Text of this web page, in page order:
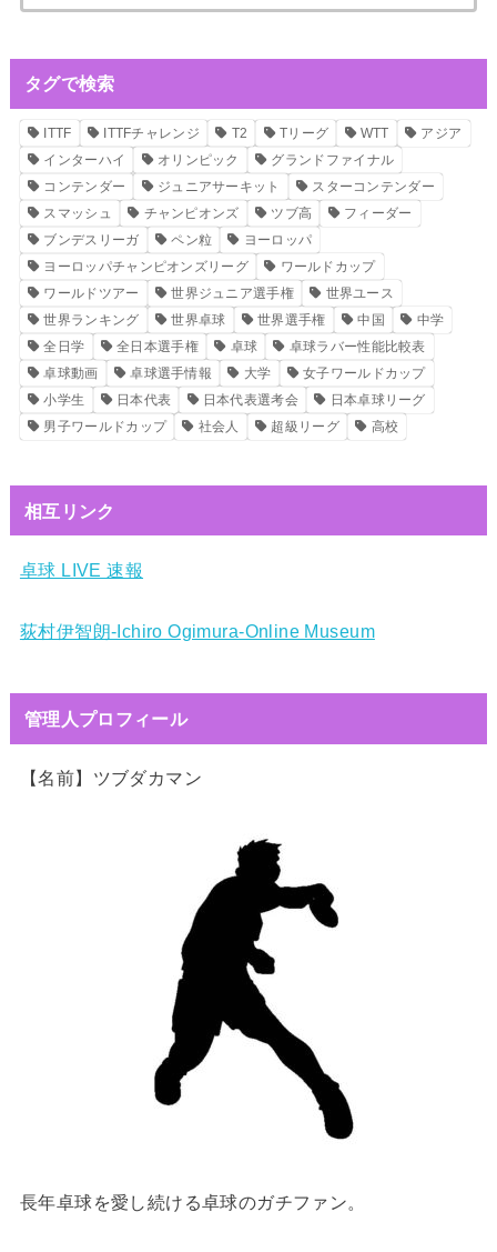
索:
タグで検索
ITTF ITTFチャレンジ T2 Tリーグ WTT
アジア
インターハイ
オリンピック
グランドファイナル
コンテンダー
ジュニアサーキット
スターコンテンダー
スマッシュ
チャンピオンズ ツブ高
フィーダー
ブンデスリーガ
ペン粒
ヨーロッパ
ヨーロッパチャンピオンズリーグ
ワールドカップ
ワールドツアー
世界ジュニア選手権
世界ユース
世界ランキング
世界卓球 世界選手権 中国
中学
全日学
全日本選手権 卓球
卓球ラバー性能比較表
卓球動画
卓球選手情報 大学
女子ワールドカップ
小学生
日本代表 日本代表選考会
日本卓球リーグ
男子ワールドカップ
社会人 超級リーグ 高校
相互リンク
卓球 LIVE 速報
荻村伊智朗-Ichiro Ogimura-Online Museum
管理人プロフィール
【名前】ツブダカマン
長年卓球を愛し続ける卓球のガチファン。